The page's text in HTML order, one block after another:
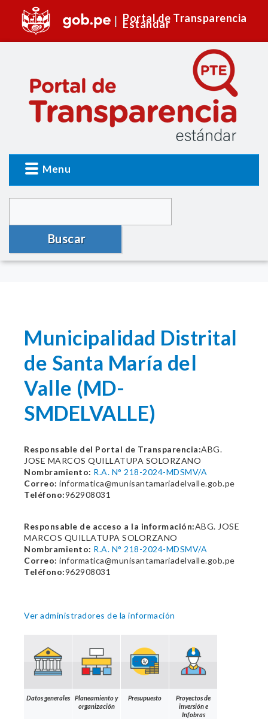
Portal de Transparencia
Estándar
Menu
Buscar
Municipalidad Distrital
de Santa María del
Valle (MD-
SMDELVALLE)
Responsable del Portal de Transparencia:ABG.
JOSE MARCOS QUILLATUPA SOLORZANO
Nombramiento: R.A. N° 218-2024-MDSMV/A
Correo: informatica@munisantamariadelvalle.gob.pe
Teléfono:962908031
Responsable de acceso a la información:ABG. JOSE
MARCOS QUILLATUPA SOLORZANO
Nombramiento: R.A. N° 218-2024-MDSMV/A
Correo: informatica@munisantamariadelvalle.gob.pe
Teléfono:962908031
Ver administradores de la información
Datos generales
Planeamiento y
organización
Presupuesto
Proyectos de
inversión e
Infobras